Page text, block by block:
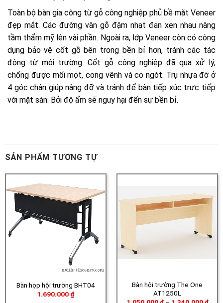
SẢN PHẨM TƯƠNG TỰ
Bàn họp hội trường BHT04
1.690.000 ₫
Bàn hội trường The One
AT1250L